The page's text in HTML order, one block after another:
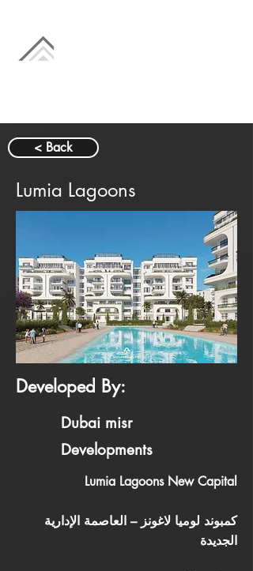
< Back
Lumia Lagoons
Developed By:
Dubai misr
Developments
Lumia Lagoons New Capital
كمبوند لوميا لاغونز – العاصمة الإدارية
الجديدة